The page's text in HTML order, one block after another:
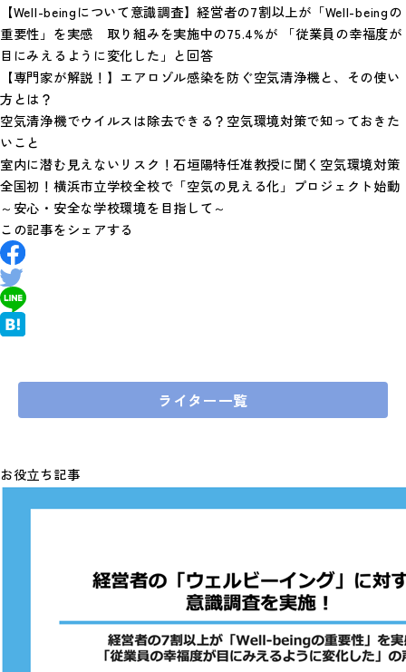
【Well-beingについて意識調査】経営者の7割以上が「Well-beingの
重要性」を実感 取り組みを実施中の75.4%が 「従業員の幸福度が
目にみえるように変化した」と回答
【専門家が解説！】エアロゾル感染を防ぐ空気清浄機と、その使い
方とは？
空気清浄機でウイルスは除去できる？空気環境対策で知っておきた
いこと
室内に潜む見えないリスク！石垣陽特任准教授に聞く空気環境対策
全国初！横浜市立学校全校で「空気の見える化」プロジェクト始動
～安心・安全な学校環境を目指して～
この記事をシェアする
ライター一覧
お役立ち記事